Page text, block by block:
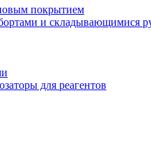
покрытием
и складывающимися
для реагентов